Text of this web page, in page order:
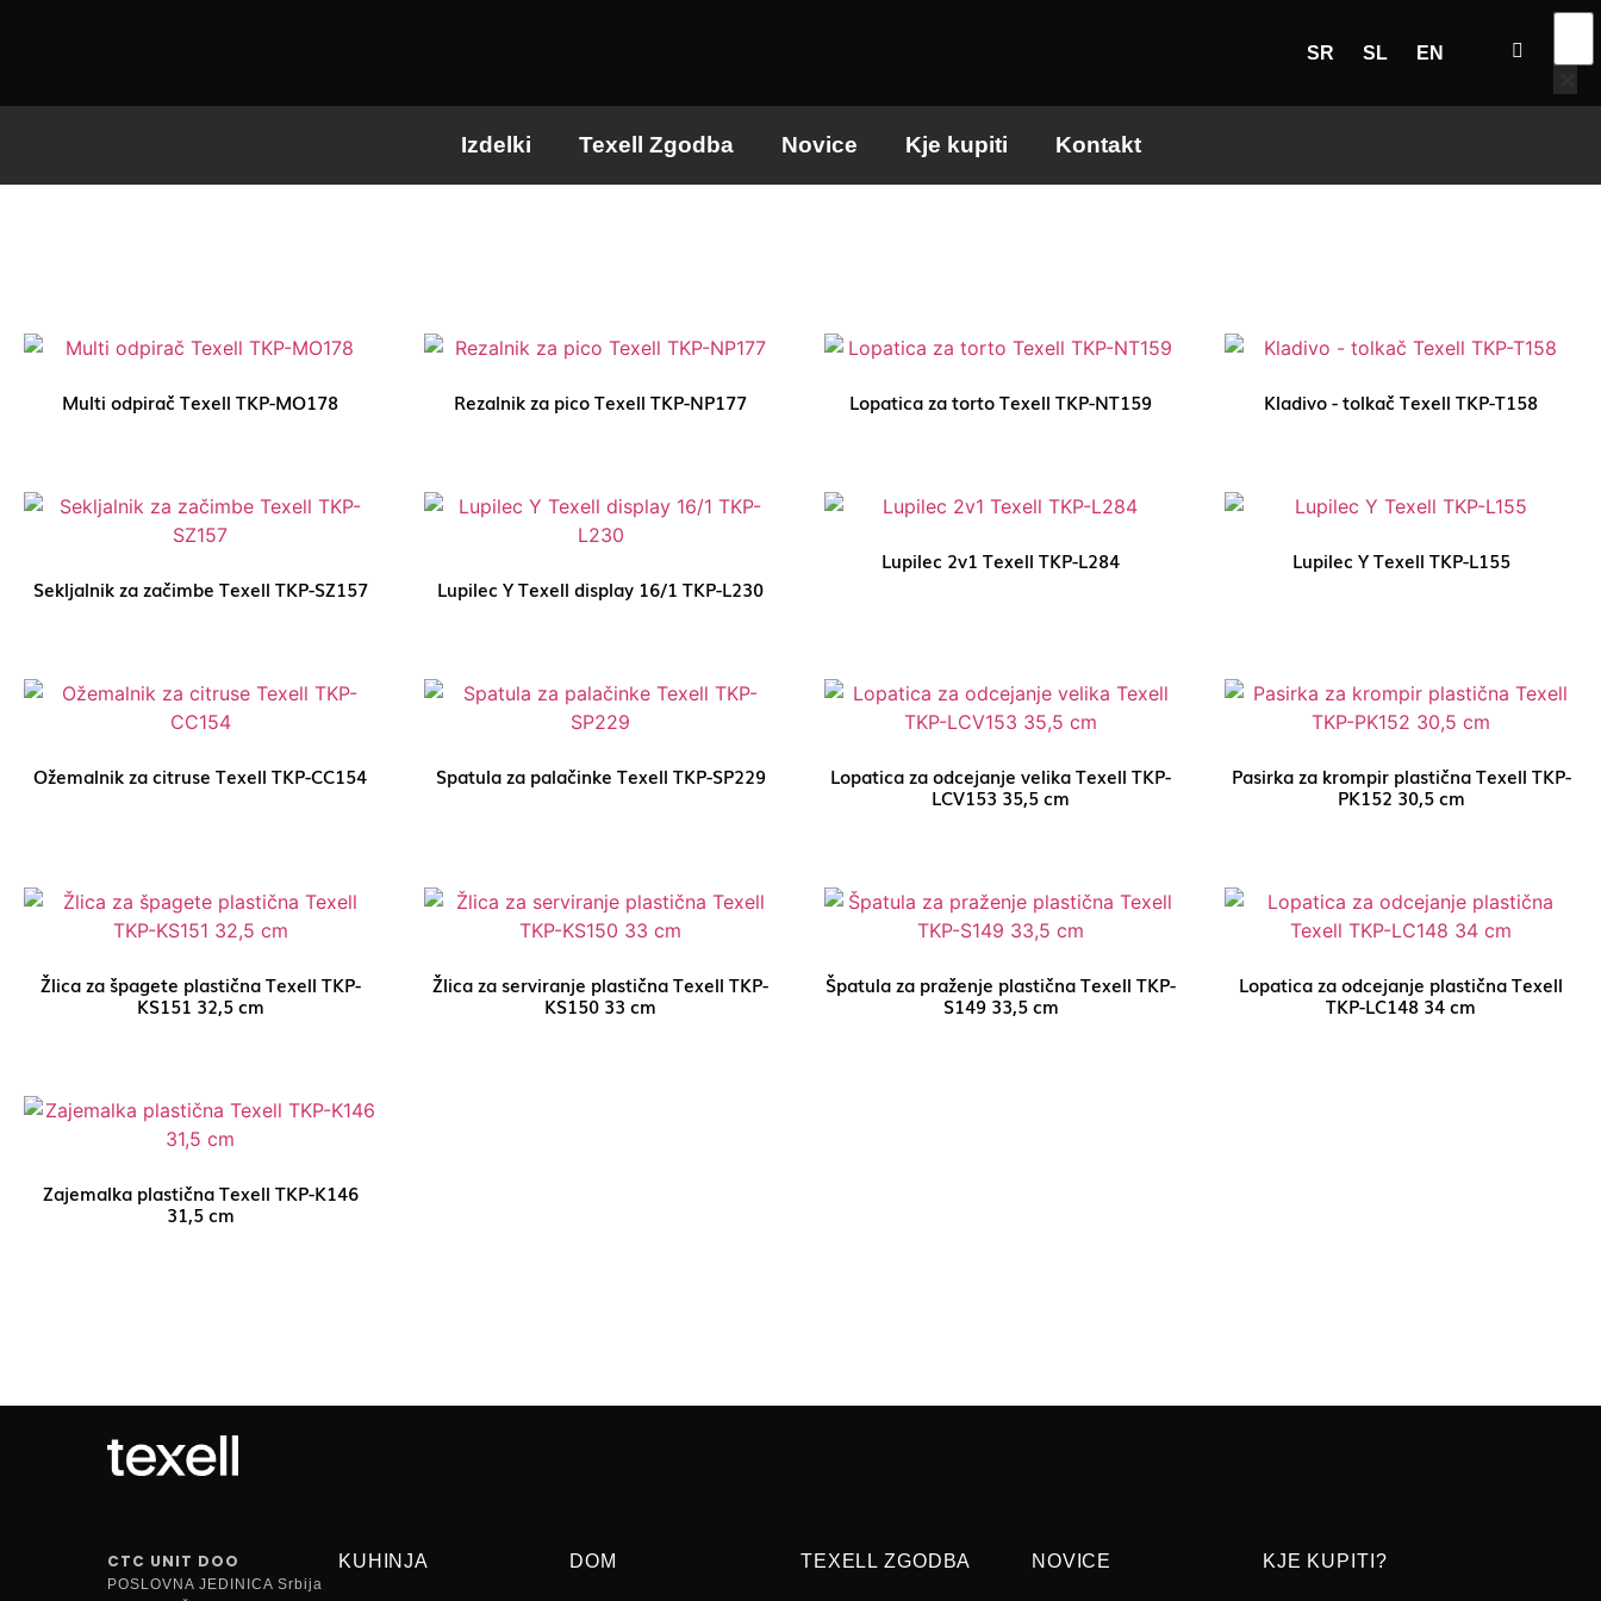
SR SL EN
Izdelki Texell Zgodba Novice Kje kupiti Kontakt
Multi odpirač Texell TKP-MO178 Rezalnik za pico Texell TKP-NP177 Lopatica za torto Texell TKP-NT159 Kladivo - tolkač Texell TKP-T158
Sekljalnik za začimbe Texell TKP-SZ157 Lupilec Y Texell display 16/1 TKP-L230
Lupilec 2v1 Texell TKP-L284 Lupilec Y Texell TKP-L155
Ožemalnik za citruse Texell TKP-CC154 Spatula za palačinke Texell TKP-SP229
Lopatica za odcejanje velika Texell TKP-
LCV153 35,5 cm
Pasirka za krompir plastična Texell TKP-
PK152 30,5 cm
Žlica za špagete plastična Texell TKP-
KS151 32,5 cm
Žlica za serviranje plastična Texell TKP-
KS150 33 cm
Špatula za praženje plastična Texell TKP-
S149 33,5 cm
Lopatica za odcejanje plastična Texell
TKP-LC148 34 cm
Zajemalka plastična Texell TKP-K146
31,5 cm
CTC UNIT DOO
POSLOVNA JEDINICA Srbija
KUHINJA DOM TEXELL ZGODBA NOVICE KJE KUPITI?